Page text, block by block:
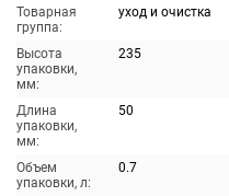
Товарная
группа:
уход и очистка
Высота
упаковки,
мм:
235
Длина
упаковки,
мм:
50
Объем
упаковки, л:
0.7